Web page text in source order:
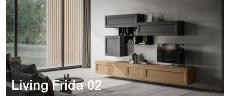
Living Frida 02